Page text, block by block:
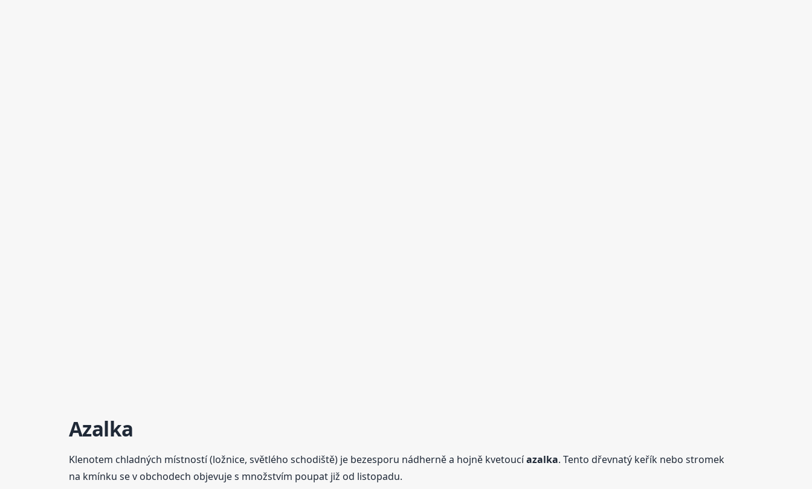
Azalka
Klenotem chladných místností (ložnice, světlého schodiště) je bezesporu nádherně a hojně kvetoucíazalka. Tento dřevnatý keřík nebo stromek
na kmínku se v obchodech objevuje s množstvím poupat již od listopadu.